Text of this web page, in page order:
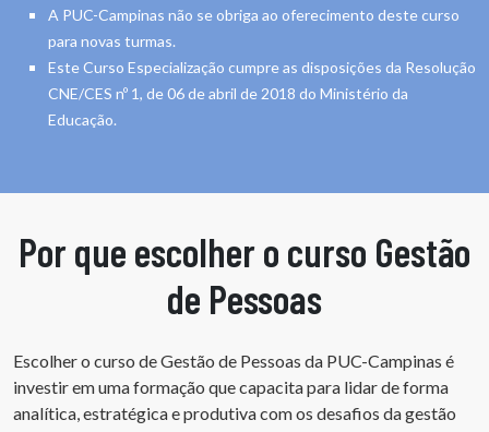
A PUC-Campinas não se obriga ao oferecimento deste curso
para novas turmas.
Este Curso Especialização cumpre as disposições da Resolução
CNE/CES nº 1, de 06 de abril de 2018 do Ministério da
Educação.
Por que escolher o curso Gestão
de Pessoas
Escolher o curso de Gestão de Pessoas da PUC-Campinas é
investir em uma formação que capacita para lidar de forma
analítica, estratégica e produtiva com os desafios da gestão